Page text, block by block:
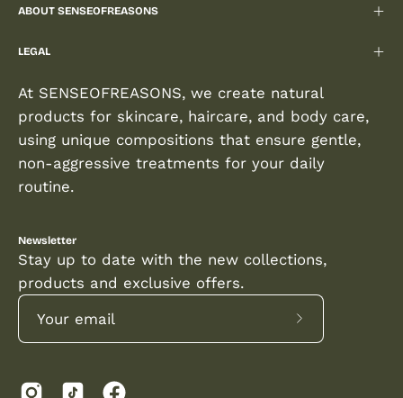
ABOUT SENSEOFREASONS
LEGAL
At SENSEOFREASONS, we create natural
products for skincare, haircare, and body care,
using unique compositions that ensure gentle,
non-aggressive treatments for your daily
routine.
Newsletter
Stay up to date with the new collections,
products and exclusive offers.